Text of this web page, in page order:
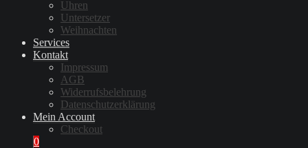
Uhren
Untersetzer
Weihnachten
Services
Kontakt
Impressum
AGB
Widerrufsbelehrung
Datenschutzerklärung
Mein Account
Checkout
0